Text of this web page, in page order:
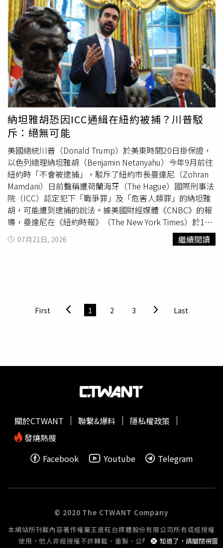
抗，妥善處理爭議。外交部強調，台灣將持續與區域夥伴及
理念相近國家合作，共同維護自由開放的印太地區，並支持
以和平、理性方式化解南海爭端。
納坦雅胡恐因ICC通緝在紐約被捕？川普駁
斥：絕無可能
美國總統川普（Donald Trump）於美東時間20日掛保證，
以色列總理納坦雅胡（Benjamin Netanyahu）今年9月前往
紐約時「不會被逮捕」，駁斥了紐約市長曼達尼（Zohran
Mamdani）日前聲稱遭荷蘭海牙（The Hague）國際刑事法
院（ICC）認定犯下「戰爭罪」及「危害人類罪」的納坦雅
胡，可能遭到逮捕的說法。據美國財經媒體《CNBC》的報
導，曼達尼在《紐約時報》（The New York Times）於18
日發布的Podcast節目中透露，紐約市法律部門正在討論當
納坦雅胡前往紐約出席
大會（United Nations
實社群」（Truth Social）發文回應稱：「班傑明納坦雅胡
在美利堅合眾國境內，不會以任何方式、形式、理由遭到逮
朗帶入這場前所未有『死亡與毀滅螺旋』的人，而這件事早
納坦雅胡發布逮捕令，指控他「應對以飢餓作為戰爭手段，
以及蓄意攻擊加薩（Gaza）平民所構成的戰爭罪負責」，
謀殺、迫害及其他不人道行為等危害人類罪。」針對曼達尼
的威脅，納坦雅胡辦公室19日猛烈抨擊了ICC及這位紐約市
法庭』（kangaroo court，形容法律就像袋鼠育兒袋中的幼
天後，外界便公開了針對他的性不當行為指控。」聲明接著
痛批：「曼達尼先生與其替卡里姆汗的犯罪行為背書，不如
專注於修復其政策對紐約造成的損害。如同卡里姆汗一樣，
曼達尼似乎更有興趣轉移大眾對其施政失誤的注意力，並攻
07月21日, 2026 繼續閱讀
First 1 2 3 Last
知道了，請關閉視窗
關於CTWANT 聯繫&爆料
隱私權政策
發燒熱搜
Facebook
Youtube Telegram
© 2020 The CTWANT Company
本網站所刊載內容著作權屬王道旺台媒體股份有限公司所有或經授權
使用，他人非經授權不許轉載、重製、公開播送或公開傳輸。